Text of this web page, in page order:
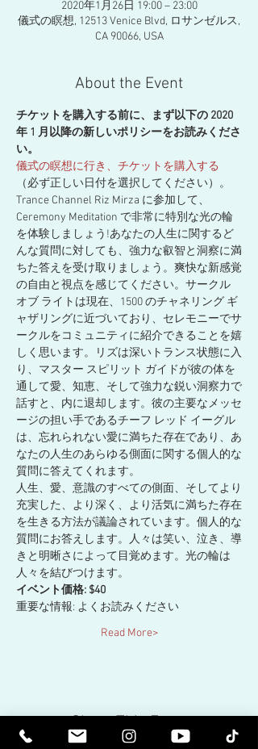
2020年1月26日 19:00 – 23:00
儀式の瞑想, 12513 Venice Blvd, ロサンゼルス,
CA 90066, USA
About the Event
チケットを購入する前に、まず以下の 2020
年 1 月以降の新しいポリシーをお読みくださ
い。
儀式の瞑想に行き、チケットを購入する
（必ず正しい日付を選択してください）。
Trance Channel Riz Mirza に参加して、
Ceremony Meditation で非常に特別な光の輪
を体験しましょう!あなたの人生に関するど
んな質問に対しても、強力な叡智と洞察に満
ちた答えを受け取りましょう。爽快な新感覚
の自由と視点を感じてください。サークル
オブ ライトは現在、1500 のチャネリング ギ
ャザリングに近づいており、セレモニーでサ
ークルをコミュニティに紹介できることを嬉
しく思います。リズは深いトランス状態に入
り、マスター スピリット ガイドが彼の体を
通して愛、知恵、そして強力な鋭い洞察力で
話すと、内に退却します。彼の主要なメッセ
ージの担い手であるチーフ レッド イーグル
は、忘れられない愛に満ちた存在であり、あ
なたの人生のあらゆる側面に関する個人的な
質問に答えてくれます。
人生、愛、意識のすべての側面、そしてより
充実した、より深く、より活気に満ちた存在
を生きる方法が議論されています。個人的な
質問にお答えします。人々は笑い、泣き、導
きと明晰さによって目覚めます。光の輪は
人々を結びつけます。
イベント価格: $40
重要な情報: よくお読みください
Read More>
Share This Event